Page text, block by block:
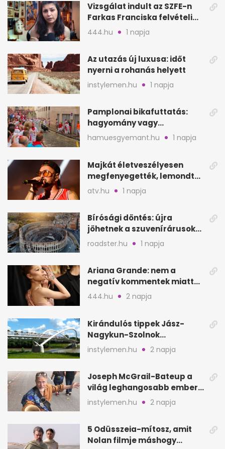
Vizsgálat indult az SZFE-n
Farkas Franciska felvételi
videója után
444.hu 1 napja
Az utazás új luxusa: időt
nyerni a rohanás helyett
instylemen.hu 1 napja
Pamplonai bikafuttatás:
hagyomány vagy
értelmetlen vérontás?
hamuesgyemant.hu 1 napja
Majkát életveszélyesen
megfenyegették, lemondta
a sepsiszentgyörgyi
atv.hu 1 napja
Bírósági döntés: újra
jöhetnek a szuvenírárusok
Európa ikonikus helyére
roadster.hu 1 napja
Ariana Grande: nem a
negatív kommentek miatt
vonul vissza
444.hu 2 napja
Kirándulós tippek Jász-
Nagykun-Szolnok
megyében: 6 kihagyhatatlan
hely
instylemen.hu 2 napja
Joseph McGrail-Bateup a
világ leghangosabb embere
lett Ausztráliából
instylemen.hu 2 napja
5 Odüsszeia-mítosz, amit
Nolan filmje máshogy